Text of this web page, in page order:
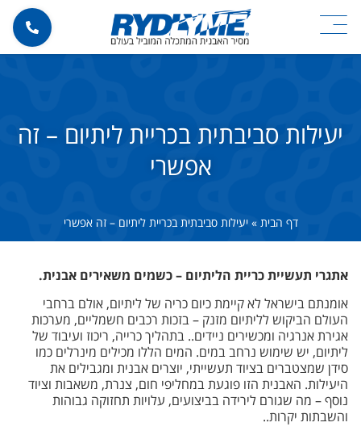
יעילות סביבתית בכריית ליתיום – זה
אפשרי
דף הבית »יעילות סביבתית בכריית ליתיום – זה אפשרי
אתגרי תעשיית כריית הליתיום – כשמים משאירים אבנית.
אומנתם בישראל לא קיימת כיום כריה של ליתיום, אולם ברחבי
העולם הביקוש לליתיום מזנק – בזכות רכבים חשמליים, מערכות
אגירת אנרגיה ומכשירים ניידים.. בתהליך כרייה, ריכוז ועיבוד של
ליתיום, יש שימוש נרחב במים. המים הללו מכילים מינרלים כמו
סידן שמצטברים בציוד תעשייתי, יוצרים אבנית ומגבילים את
היעילות. האבנית הזו פוגעת במחליפי חום, צנרת, משאבות וציוד
נוסף – מה שגורם לירידה בביצועים, עלויות תחזוקה גבוהות
והשבתות יקרות..